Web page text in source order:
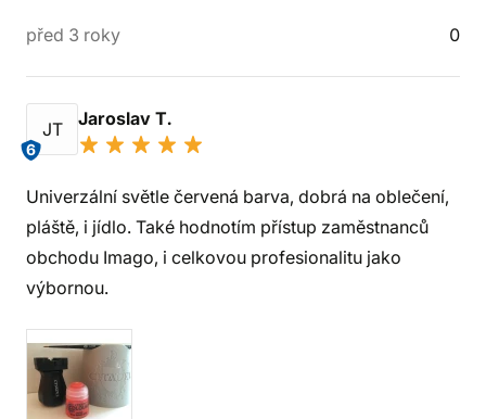
před 3 roky 0
JT
6
Jaroslav T.
Univerzální světle červená barva, dobrá na oblečení,
pláště, i jídlo. Také hodnotím přístup zaměstnanců
obchodu Imago, i celkovou profesionalitu jako
výbornou.